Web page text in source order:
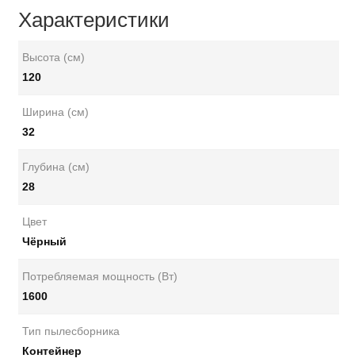
Характеристики
Высота (см)
120
Ширина (см)
32
Глубина (см)
28
Цвет
Чёрный
Потребляемая мощность (Вт)
1600
Тип пылесборника
Контейнер